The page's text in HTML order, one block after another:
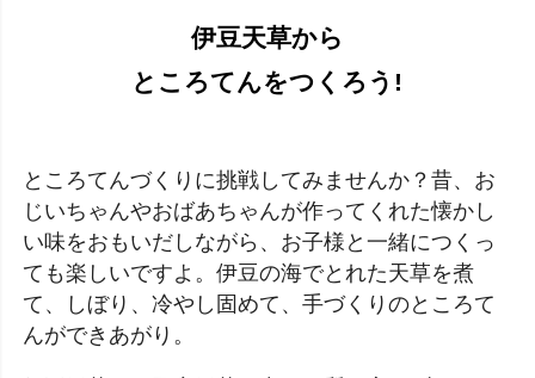
伊豆天草から
ところてんをつくろう!
ところてんづくりに挑戦してみませんか？昔、お
じいちゃんやおばあちゃんが作ってくれた懐かし
い味をおもいだしながら、お子様と一緒につくっ
ても楽しいですよ。伊豆の海でとれた天草を煮
て、しぼり、冷やし固めて、手づくりのところて
んができあがり。